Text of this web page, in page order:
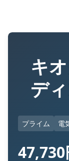
キ
デ
プライム 電
47,730